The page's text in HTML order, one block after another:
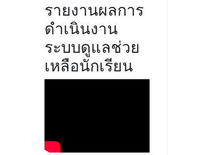
รายงานผลการ
ดำเนินงาน
ระบบดูแลช่วย
เหลือนักเรียน